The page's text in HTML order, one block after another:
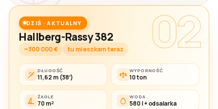
02
DZIŚ · AKTUALNY
Hallberg-Rassy 382
~300 000 € tu mieszkam teraz
DŁUGOŚĆ
11,62 m (38′)
WYPORNOŚĆ
10 ton
ŻAGLE
70 m²
WODA
580 l + odsalarka